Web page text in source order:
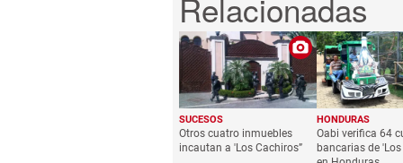
SUCESOS
Otros cuatro inmuebles
incautan a 'Los Cachiros”
HONDURAS
Oabi verifica 64
bancarias de